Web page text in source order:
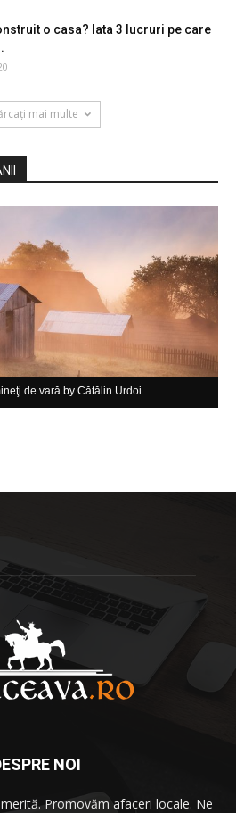
o casa? Iata 3 lucruri pe care
mai multe
de vară by Cătălin Urdoi
NOI
Promovăm afaceri locale. Ne